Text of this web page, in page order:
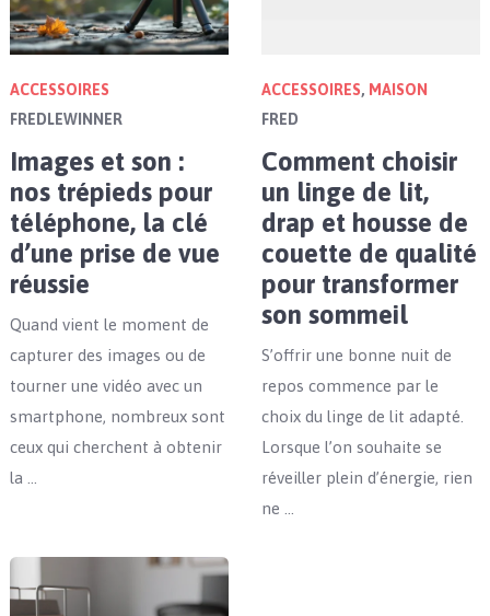
ACCESSOIRES
FREDLEWINNER
Images et son :
nos trépieds pour
téléphone, la clé
d’une prise de vue
réussie
Quand vient le moment de
capturer des images ou de
tourner une vidéo avec un
smartphone, nombreux sont
ceux qui cherchent à obtenir
la …
ACCESSOIRES, MAISON
FRED
Comment choisir
un linge de lit,
drap et housse de
couette de qualité
pour transformer
son sommeil
S’offrir une bonne nuit de
repos commence par le
choix du linge de lit adapté.
Lorsque l’on souhaite se
réveiller plein d’énergie, rien
ne …